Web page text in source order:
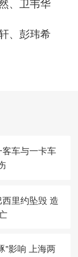
、卫韦华
、彭玮希
车与一卡车
里约坠毁 造
”影响 上海两